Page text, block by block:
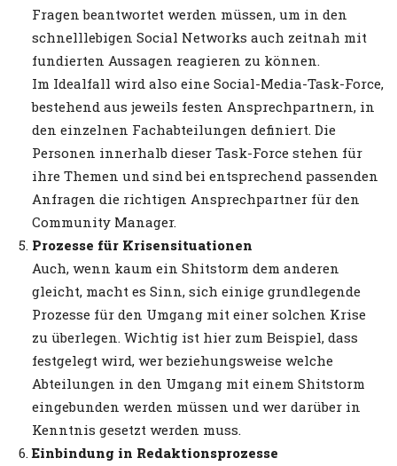
Fragen beantwortet werden müssen, um in den
schnelllebigen Social Networks auch zeitnah mit
fundierten Aussagen reagieren zu können.
Im Idealfall wird also eine Social-Media-Task-Force,
bestehend aus jeweils festen Ansprechpartnern, in
den einzelnen Fachabteilungen definiert. Die
Personen innerhalb dieser Task-Force stehen für
ihre Themen und sind bei entsprechend passenden
Anfragen die richtigen Ansprechpartner für den
Community Manager.
Prozesse für Krisensituationen
Auch, wenn kaum ein Shitstorm dem anderen
gleicht, macht es Sinn, sich einige grundlegende
Prozesse für den Umgang mit einer solchen Krise
zu überlegen. Wichtig ist hier zum Beispiel, dass
festgelegt wird, wer beziehungsweise welche
Abteilungen in den Umgang mit einem Shitstorm
eingebunden werden müssen und wer darüber in
Kenntnis gesetzt werden muss.
Einbindung in Redaktionsprozesse